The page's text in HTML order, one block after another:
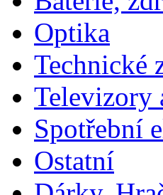
Optika
Technické
Televizory
Spotřební
Ostatní